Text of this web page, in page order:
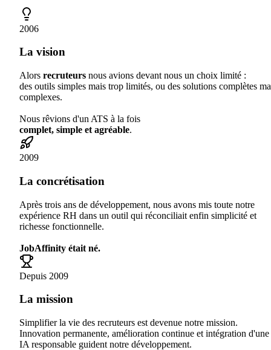
2006
La vision
Alors recruteurs nous avions devant nous un choix limité :
des outils simples mais trop limités, ou des solutions complètes
complexes.
Nous rêvions d'un ATS à la fois
complet, simple et agréable.
2009
La concrétisation
Après trois ans de développement, nous avons mis toute notre
expérience RH dans un outil qui réconciliait enfin simplicité et
richesse fonctionnelle.
JobAffinity était né.
Depuis 2009
La mission
Simplifier la vie des recruteurs est devenue notre mission.
Innovation permanente, amélioration continue et intégration d'une
IA responsable guident notre développement.